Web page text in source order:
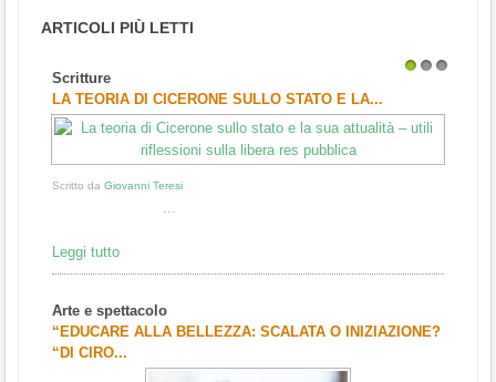
ARTICOLI PIÙ LETTI
Scritture
LA TEORIA DI CICERONE SULLO STATO E LA...
Scritto da Giovanni Teresi
...
Leggi tutto
Arte e spettacolo
“EDUCARE ALLA BELLEZZA: SCALATA O INIZIAZIONE?
“DI CIRO...